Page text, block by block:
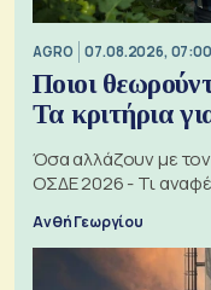
AGRO 07.08.2026, 07:00
Ποιοι
Τα κριτήρια
Όσα αλλάζουν με
ΟΣΔΕ 2026 - Τι
Ανθή Γεωργίου